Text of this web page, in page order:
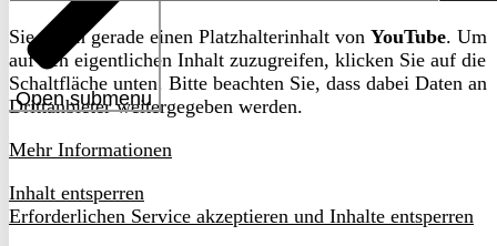
Open submenu
Sie sehen gerade einen Platzhalterinhalt von YouTube. Um
auf den eigentlichen Inhalt zuzugreifen, klicken Sie auf die
Schaltfläche unten. Bitte beachten Sie, dass dabei Daten an
Drittanbieter weitergegeben werden.
Mehr Informationen
Inhalt entsperren
Erforderlichen Service akzeptieren und Inhalte entsperren